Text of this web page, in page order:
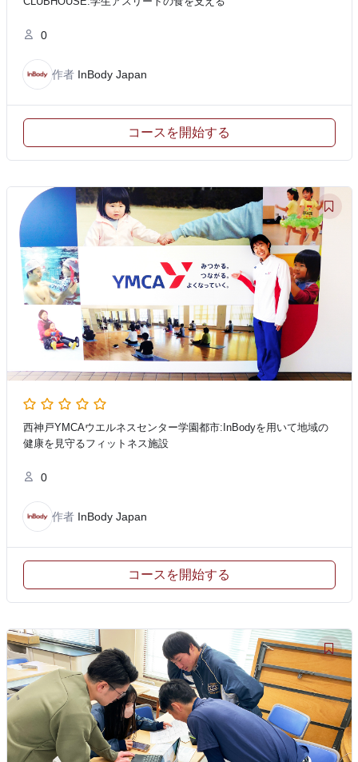
0
作者 InBody Japan
コースを開始する
西神戸YMCAウエルネスセンター学園都市:InBodyを用いて地域の
健康を見守るフィットネス施設
0
作者 InBody Japan
コースを開始する